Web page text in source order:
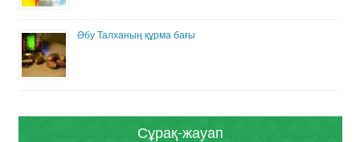
Әбу Талханың құрма бағы
Сұрақ-жауап